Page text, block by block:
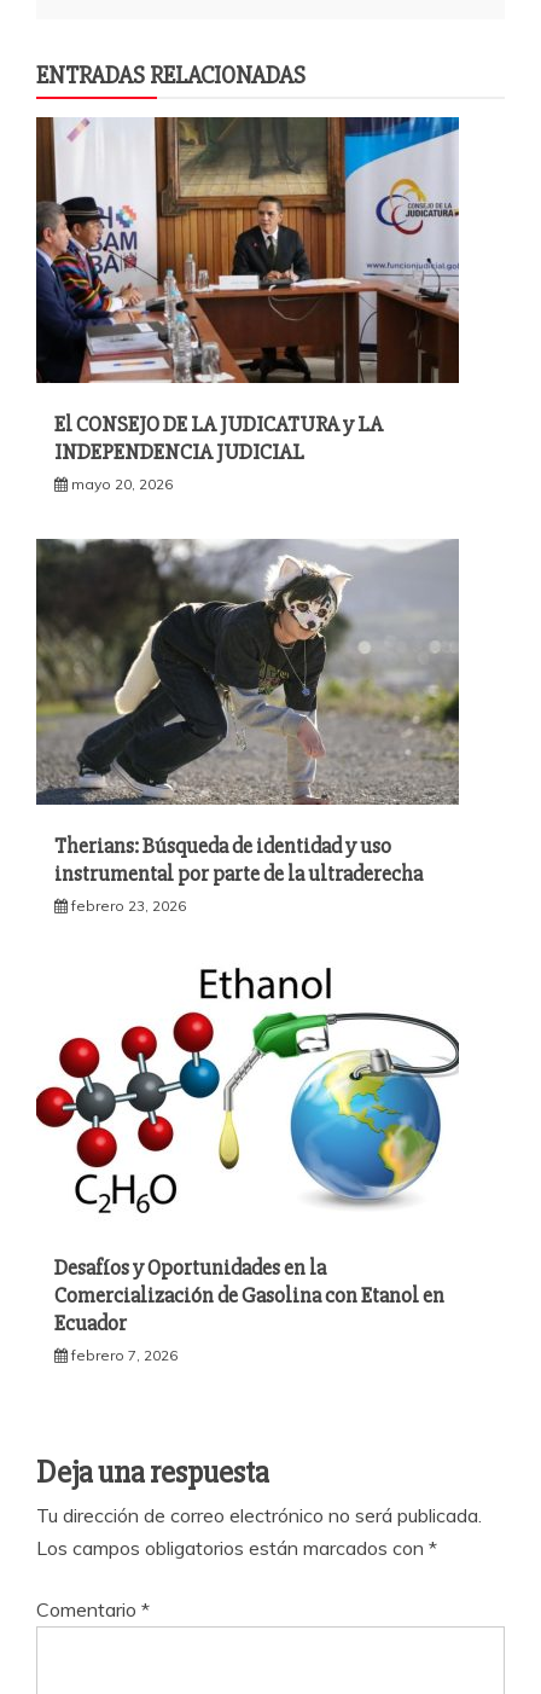
ENTRADAS RELACIONADAS
El CONSEJO DE LA JUDICATURA y LA
INDEPENDENCIA JUDICIAL
mayo 20, 2026
Therians: Búsqueda de identidad y uso
instrumental por parte de la ultraderecha
febrero 23, 2026
Desafíos y Oportunidades en la
Comercialización de Gasolina con Etanol en
Ecuador
febrero 7, 2026
Deja una respuesta
Tu dirección de correo electrónico no será publicada.
Los campos obligatorios están marcados con *
Comentario *